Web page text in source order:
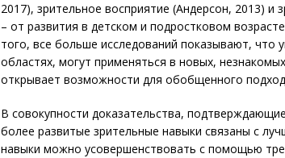
2017), зрительное восприятие (Андерсон, 2013)
– от развития в детском и подростковом
того, все больше исследований показывают, что
областях, могут применяться в новых,
открывает возможности для обобщенного
В совокупности доказательства,
более развитые зрительные навыки связаны с
навыки можно усовершенствовать с помощью